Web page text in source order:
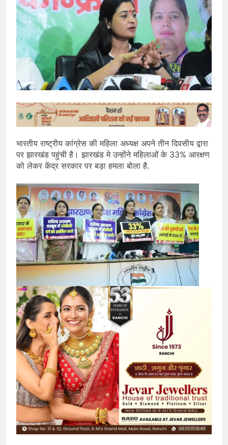
भारतीय राष्ट्रीय कांग्रेस की महिला अध्यक्ष अपने तीन दिवसीय द्वारा
पर झारखंड पहुंची है। झारखंड मे उन्होंने महिलाओं के 33% आरक्षण
को लेकर केंद्र सरकार पर बड़ा हमला बोला है.